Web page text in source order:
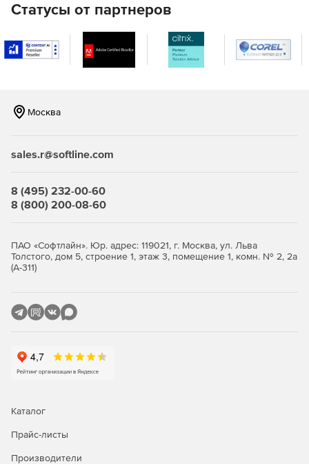
Статусы от партнеров
Москва
sales.r@softline.com
8 (495) 232-00-60
8 (800) 200-08-60
ПАО «Софтлайн». Юр. адрес: 119021, г. Москва, ул. Льва
Толстого, дом 5, строение 1, этаж 3, помещение 1, комн. № 2, 2а
(А-311)
Каталог
Прайс-листы
Производители